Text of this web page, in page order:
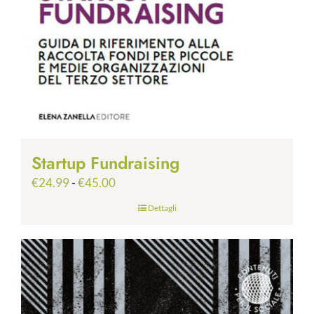
Startup Fundraising
€24.99-€45.00Fascia
€24.99
€45.00
Dettagli